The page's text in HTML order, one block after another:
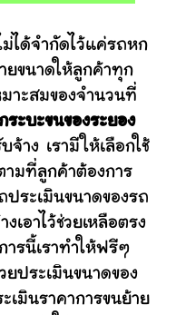
จำกัดไว้แค่รถหก
ยขนาดให้ลูกค้าทุก
มาะสมของจำนวนที่
ระบะขนของระยอง
าง เรามีให้เลือกใช้
มที่ลูกค้าต้องการ
ระเมินขนาดของรถ
เอาไว้ช่วยเหลือตรง
รนี้เราทำให้ฟรีๆ
ยประเมินขนาดของ
เมินราคาการขนย้าย